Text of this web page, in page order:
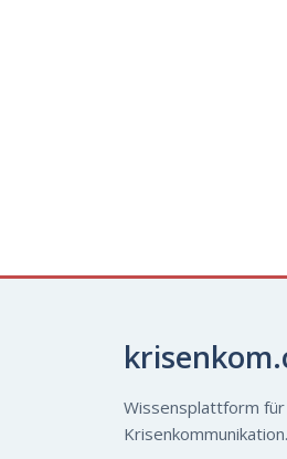
Wissensplattform
Krisenkommunikation.